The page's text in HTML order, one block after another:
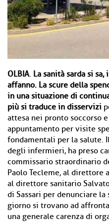
OLBIA. La sanità sarda si
affanno. La scure della
in una situazione di
più si traduce in disservizi
attesa nei pronto soccorso
appuntamento per visite
fondamentali per la salute.
degli infermieri, ha preso
commissario straordinario
Paolo Tecleme, al direttore
al direttore sanitario
di Sassari per denunciare
giorno si trovano ad
una generale carenza di